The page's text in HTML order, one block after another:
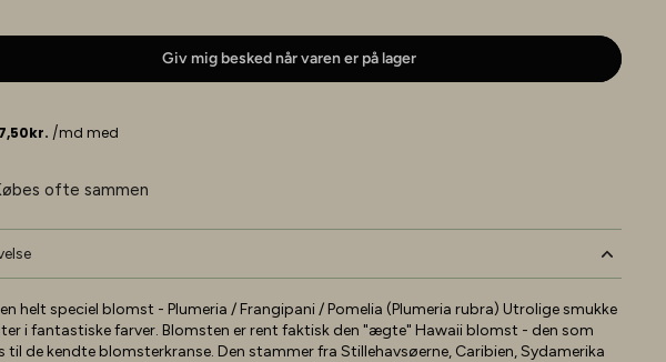
Giv mig besked når varen er på lager
ofte sammen
helt speciel blomst - Plumeria / Frangipani / Pomelia (Plumeria rubra) Utrolige smukke
i fantastiske farver. Blomsten er rent faktisk den "ægte" Hawaii blomst - den som
til de kendte blomsterkranse. Den stammer fra Stillehavsøerne, Caribien, Sydamerika